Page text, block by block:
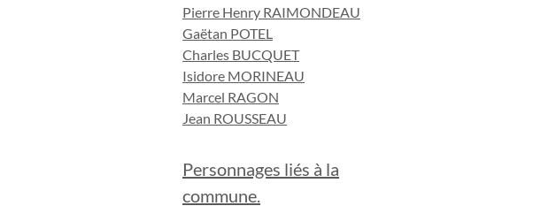
Pierre Henry RAIMONDEAU
Gaëtan POTEL
Charles BUCQUET
Isidore MORINEAU
Marcel RAGON
Jean ROUSSEAU
Personnages liés à la
commune.